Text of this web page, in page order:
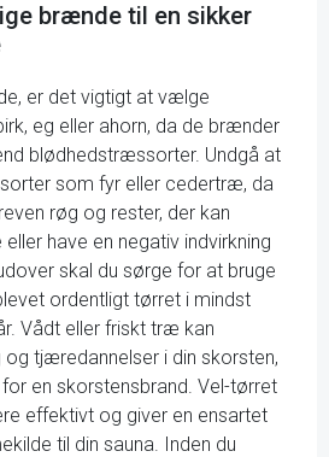
brænde til en sikker
er det vigtigt at vælge
eg eller ahorn, da de brænder
blødhedstræssorter. Undgå at
som fyr eller cedertræ, da
røg og rester, der kan
have en negativ indvirkning
skal du sørge for at bruge
ordentligt tørret i mindst
Vådt eller friskt træ kan
tjæredannelser i din skorsten,
en skorstensbrand. Vel-tørret
effektivt og giver en ensartet
til din sauna. Inden du